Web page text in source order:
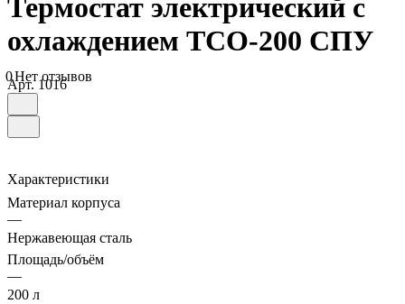
Термостат электрический с
охлаждением ТСО-200 СПУ
0Нет отзывов
Арт.1016
Характеристики
Материал корпуса
—
Нержавеющая сталь
Площадь/объём
—
200 л